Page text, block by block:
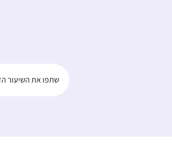
שתפו את השיעור